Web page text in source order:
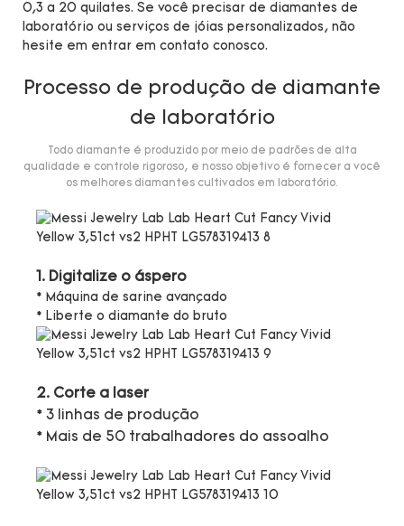
0,3 a 20 quilates. Se você precisar de diamantes de
laboratório ou serviços de jóias personalizados, não
hesite em entrar em contato conosco.
Processo de produção de diamante
de laboratório
Todo diamante é produzido por meio de padrões de alta
qualidade e controle rigoroso, e nosso objetivo é fornecer a você
os melhores diamantes cultivados em laboratório.
1. Digitalize o áspero
* Máquina de sarine avançado
* Liberte o diamante do bruto
2. Corte a laser
* 3 linhas de produção
* Mais de 50 trabalhadores do assoalho